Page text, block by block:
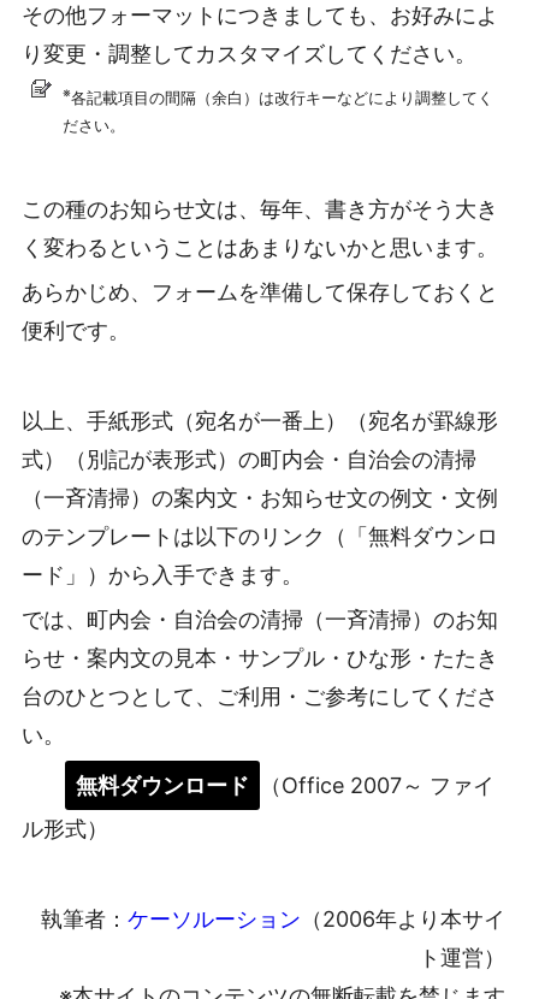
その他フォーマットにつきましても、お好みによ
り変更・調整してカスタマイズしてください。
※各記載項目の間隔（余白）は改行キーなどにより調整してく
ださい。
この種のお知らせ文は、毎年、書き方がそう大き
く変わるということはあまりないかと思います。
あらかじめ、フォームを準備して保存しておくと
便利です。
以上、手紙形式（宛名が一番上）（宛名が罫線形
式）（別記が表形式）の町内会・自治会の清掃
（一斉清掃）の案内文・お知らせ文の例文・文例
のテンプレートは以下のリンク（「無料ダウンロ
ード」）から入手できます。
では、町内会・自治会の清掃（一斉清掃）のお知
らせ・案内文の見本・サンプル・ひな形・たたき
台のひとつとして、ご利用・ご参考にしてくださ
い。
無料ダウンロード
（Office 2007～ ファイ
ル形式）
執筆者： ケーソルーション （2006年より本サイ
ト運営）